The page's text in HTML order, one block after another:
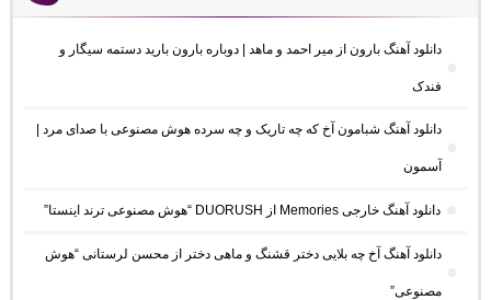
دانلود آهنگ بارون از میر احمد و ماهد | دوباره بارون بارید دستمه سیگار و
فندک
دانلود آهنگ شبامون آخ که چه تاریک و چه سرده هوش مصنوعی با صدای مرد |
آسمون
دانلود آهنگ خارجی Memories از DUORUSH “هوش مصنوعی ترند اینستا”
دانلود آهنگ آخ چه بلایی دختر قشنگ و ماهی دختر از محسن لرستانی “هوش
مصنوعی”